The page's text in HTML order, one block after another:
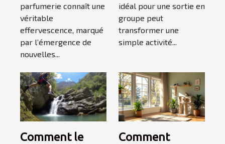
parfumerie connaît une
véritable
effervescence, marqué
par l’émergence de
nouvelles...
pour une sortie
en groupe ?
idéal pour une sortie en
groupe peut
transformer une
simple activité...
Comment le
Comment